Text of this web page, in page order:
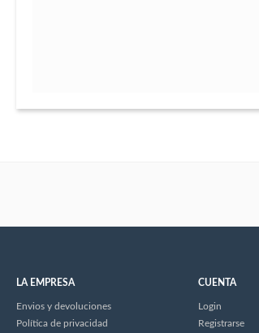
LA EMPRESA
Envios y devoluciones
Política de privacidad
CUENTA
Login
Registrarse